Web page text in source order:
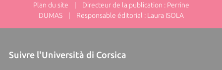
Plan du site | Directeur de la publication : Perrine
DUMAS | Responsable éditorial : Laura ISOLA
Suivre l'Università di Corsica